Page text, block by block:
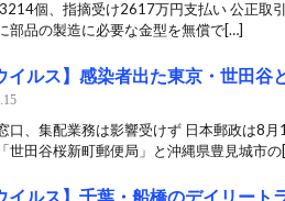
個、指摘受け2617万円支払い 公正取
部品の製造に必要な金型を無償で[…]
イルス】感染者出た東京・世田
口、集配業務は影響受けず 日本郵政は8
世田谷桜新町郵便局」と沖縄県豊見城市
イルス】千葉・船橋のデイリー